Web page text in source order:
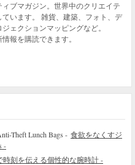
ブマガジン。世界中のクリエイテ
います。 雑貨、建築、フォト、デ
ェクションマッピングなど。
報を購読できます。
食欲をなくすジ
-
時刻を伝える個性的な腕時計 -